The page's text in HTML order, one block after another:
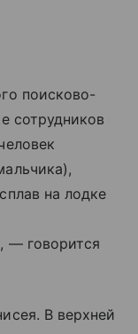
поисково-
сотрудников
на лодке
— говорится
В верхней